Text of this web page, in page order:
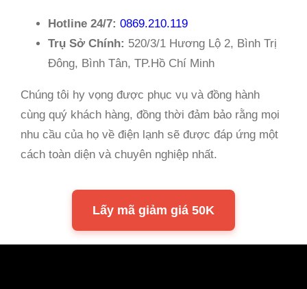
Hotline 24/7: 0869.210.119
Trụ Sở Chính: 520/3/1 Hương Lộ 2, Bình Trị
Đông, Bình Tân, TP.Hồ Chí Minh
Chúng tôi hy vọng được phục vụ và đồng hành
cùng quý khách hàng, đồng thời đảm bảo rằng mọi
nhu cầu của họ về điện lạnh sẽ được đáp ứng một
cách toàn diện và chuyên nghiệp nhất.
Lấy mã giảm giá 50K